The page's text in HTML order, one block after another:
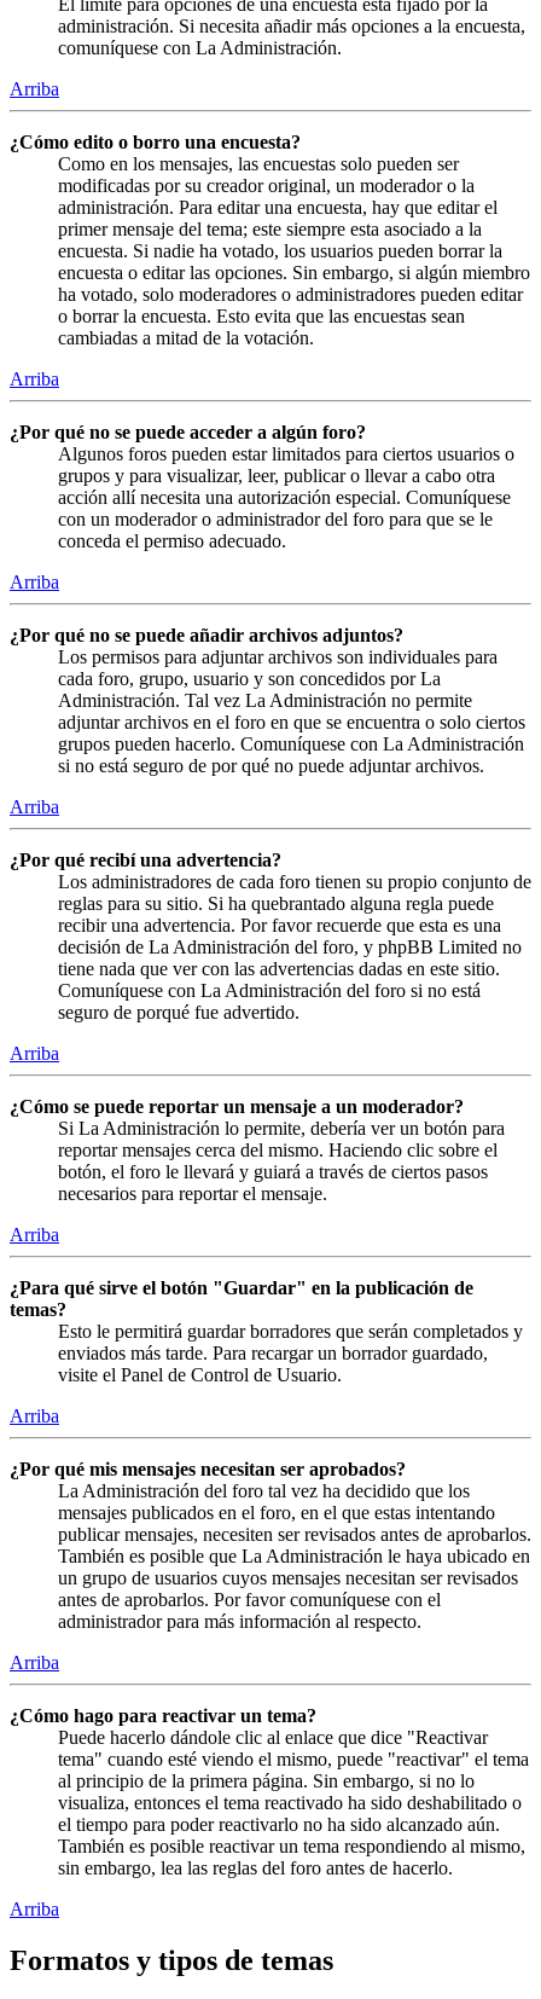
administración. Si necesita añadir más opciones a la encuesta,
comuníquese con La Administración.
Arriba
¿Cómo edito o borro una encuesta?
Como en los mensajes, las encuestas solo pueden ser
modificadas por su creador original, un moderador o la
administración. Para editar una encuesta, hay que editar el
primer mensaje del tema; este siempre esta asociado a la
encuesta. Si nadie ha votado, los usuarios pueden borrar la
encuesta o editar las opciones. Sin embargo, si algún miembro
ha votado, solo moderadores o administradores pueden editar
o borrar la encuesta. Esto evita que las encuestas sean
cambiadas a mitad de la votación.
Arriba
¿Por qué no se puede acceder a algún foro?
Algunos foros pueden estar limitados para ciertos usuarios o
grupos y para visualizar, leer, publicar o llevar a cabo otra
acción allí necesita una autorización especial. Comuníquese
con un moderador o administrador del foro para que se le
conceda el permiso adecuado.
Arriba
¿Por qué no se puede añadir archivos adjuntos?
Los permisos para adjuntar archivos son individuales para
cada foro, grupo, usuario y son concedidos por La
Administración. Tal vez La Administración no permite
adjuntar archivos en el foro en que se encuentra o solo ciertos
grupos pueden hacerlo. Comuníquese con La Administración
si no está seguro de por qué no puede adjuntar archivos.
Arriba
¿Por qué recibí una advertencia?
Los administradores de cada foro tienen su propio conjunto de
reglas para su sitio. Si ha quebrantado alguna regla puede
recibir una advertencia. Por favor recuerde que esta es una
decisión de La Administración del foro, y phpBB Limited no
tiene nada que ver con las advertencias dadas en este sitio.
Comuníquese con La Administración del foro si no está
seguro de porqué fue advertido.
Arriba
¿Cómo se puede reportar un mensaje a un moderador?
Si La Administración lo permite, debería ver un botón para
reportar mensajes cerca del mismo. Haciendo clic sobre el
botón, el foro le llevará y guiará a través de ciertos pasos
necesarios para reportar el mensaje.
Arriba
¿Para qué sirve el botón "Guardar" en la publicación de
temas?
Esto le permitirá guardar borradores que serán completados y
enviados más tarde. Para recargar un borrador guardado,
visite el Panel de Control de Usuario.
Arriba
¿Por qué mis mensajes necesitan ser aprobados?
La Administración del foro tal vez ha decidido que los
mensajes publicados en el foro, en el que estas intentando
publicar mensajes, necesiten ser revisados antes de aprobarlos.
También es posible que La Administración le haya ubicado en
un grupo de usuarios cuyos mensajes necesitan ser revisados
antes de aprobarlos. Por favor comuníquese con el
administrador para más información al respecto.
Arriba
¿Cómo hago para reactivar un tema?
Puede hacerlo dándole clic al enlace que dice "Reactivar
tema" cuando esté viendo el mismo, puede "reactivar" el tema
al principio de la primera página. Sin embargo, si no lo
visualiza, entonces el tema reactivado ha sido deshabilitado o
el tiempo para poder reactivarlo no ha sido alcanzado aún.
También es posible reactivar un tema respondiendo al mismo,
sin embargo, lea las reglas del foro antes de hacerlo.
Arriba
Formatos y tipos de temas